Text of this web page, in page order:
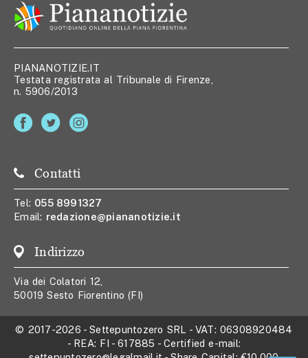
PIANANOTIZIE.IT
Testata registrata al Tribunale di Firenze,
n. 5906/2013
Contatti
Tel: 055 8991327
Email: redazione@piananotizie.it
Indirizzo
Via dei Colatori 12,
50019 Sesto Fiorentino (FI)
© 2017-2026 -Settepuntozero SRL - VAT: 06308920484
- REA: FI - 617885 - Certified e-mail: